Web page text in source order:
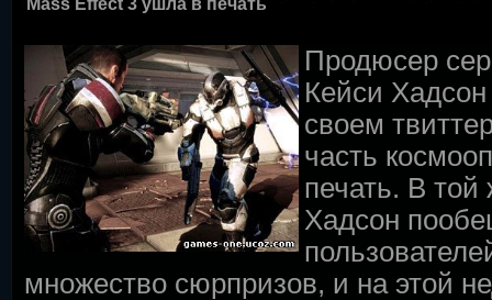
Mass Effect 3 ушла в печать
Продюсер
Кейси
своем
часть
печать. В той
Хадсон
множество сюрпризов, и на этой